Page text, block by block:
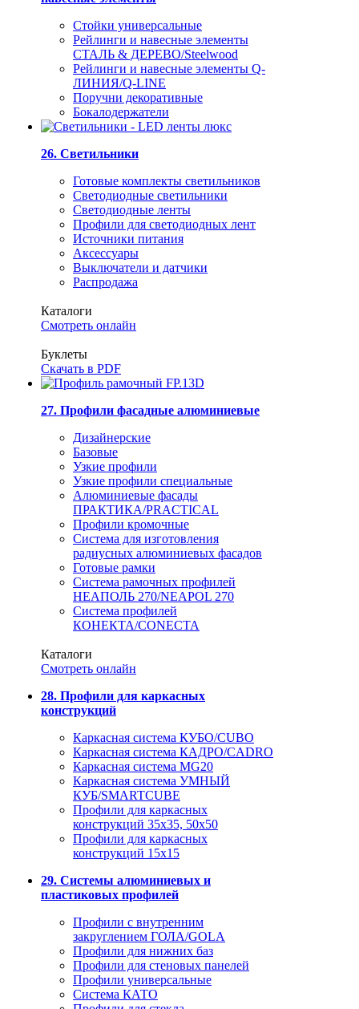
Стойки универсальные
Рейлинги и навесные элементы
СТАЛЬ & ДЕРЕВО/Steelwood
Рейлинги и навесные элементы Q-
ЛИНИЯ/Q-LINE
Поручни декоративные
Бокалодержатели
26. Светильники
Готовые комплекты светильников
Светодиодные светильники
Светодиодные ленты
Профили для светодиодных лент
Источники питания
Аксессуары
Выключатели и датчики
Распродажа
Каталоги
Смотреть онлайн
Буклеты
Скачать в PDF
27. Профили фасадные алюминиевые
Дизайнерские
Базовые
Узкие профили
Узкие профили специальные
Алюминиевые фасады
ПРАКТИКА/PRACTICAL
Профили кромочные
Система для изготовления
радиусных алюминиевых фасадов
Готовые рамки
Система рамочных профилей
НЕАПОЛЬ 270/NEAPOL 270
Система профилей
КОНЕКТА/CONECTA
Каталоги
Смотреть онлайн
28. Профили для каркасных
конструкций
Каркасная система КУБО/CUBO
Каркасная система КАДРО/CADRO
Каркасная система MG20
Каркасная система УМНЫЙ
КУБ/SMARTCUBE
Профили для каркасных
конструкций 35x35, 50x50
Профили для каркасных
конструкций 15х15
29. Системы алюминиевых и
пластиковых профилей
Профили с внутренним
закруглением ГОЛА/GOLA
Профили для нижних баз
Профили для стеновых панелей
Профили универсальные
Система КАТО